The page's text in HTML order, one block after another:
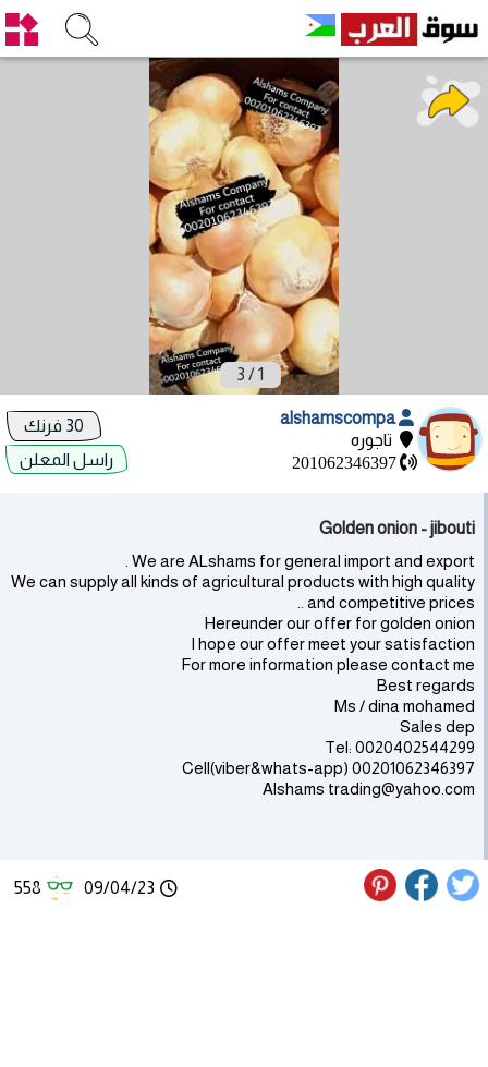
1
/
3
alshamscompa
تاجوره
201062346397
راسل المعلن
Golden onion - jibouti
We are ALshams for general import and export .
We can supply all kinds of agricultural products with high quality
and competitive prices ..
Hereunder our offer for golden onion
I hope our offer meet your satisfaction
For more information please contact me
Best regards
Ms / dina mohamed
Sales dep
Tel: 0020402544299
Cell(viber&whats-app) 00201062346397
Alshams trading@yahoo.com
09/04/23
558